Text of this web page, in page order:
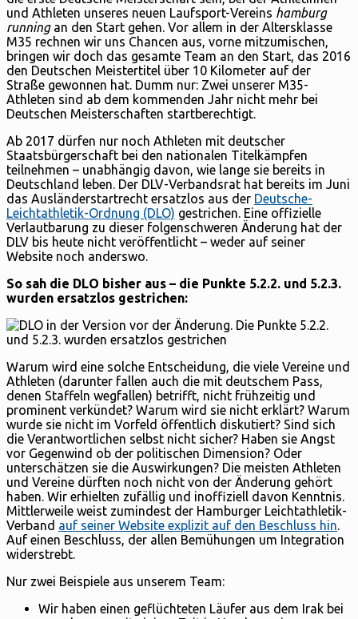
und Athleten unseres neuen Laufsport-Vereins hamburg
runningan den Start gehen. Vor allem in der Altersklasse
M35 rechnen wir uns Chancen aus, vorne mitzumischen,
bringen wir doch das gesamte Team an den Start, das 2016
den Deutschen Meistertitel über 10 Kilometer auf der
Straße gewonnen hat. Dumm nur: Zwei unserer M35-
Athleten sind ab dem kommenden Jahr nicht mehr bei
Deutschen Meisterschaften startberechtigt.
Ab 2017 dürfen nur noch Athleten mit deutscher
Staatsbürgerschaft bei den nationalen Titelkämpfen
teilnehmen – unabhängig davon, wie lange sie bereits in
Deutschland leben. Der DLV-Verbandsrat hat bereits im Juni
das Ausländerstartrecht ersatzlos aus der Deutsche-
Leichtathletik-Ordnung (DLO) gestrichen. Eine offizielle
Verlautbarung zu dieser folgenschweren Änderung hat der
DLV bis heute nicht veröffentlicht – weder auf seiner
Website noch anderswo.
So sah die DLO bisher aus – die Punkte 5.2.2. und 5.2.3.
wurden ersatzlos gestrichen:
Warum wird eine solche Entscheidung, die viele Vereine und
Athleten (darunter fallen auch die mit deutschem Pass,
denen Staffeln wegfallen) betrifft, nicht frühzeitig und
prominent verkündet? Warum wird sie nicht erklärt? Warum
wurde sie nicht im Vorfeld öffentlich diskutiert? Sind sich
die Verantwortlichen selbst nicht sicher? Haben sie Angst
vor Gegenwind ob der politischen Dimension? Oder
unterschätzen sie die Auswirkungen? Die meisten Athleten
und Vereine dürften noch nicht von der Änderung gehört
haben. Wir erhielten zufällig und inoffiziell davon Kenntnis.
Mittlerweile weist zumindest der Hamburger Leichtathletik-
Verband auf seiner Website explizit auf den Beschluss hin.
Auf einen Beschluss, der allen Bemühungen um Integration
widerstrebt.
Nur zwei Beispiele aus unserem Team:
Wir haben einen geflüchteten Läufer aus dem Irak bei